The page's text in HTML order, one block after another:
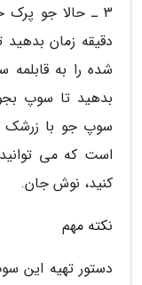
3 ـ حالا جو
دقیقه زمان
شده را به قابلمه
بدهید تا سوپ
سوپ جو با زرشک
است که می
کنید، نوش جان.
نکته مهم
دستور تهیه این